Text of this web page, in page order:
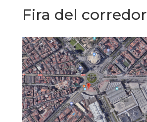
Fira del corredor